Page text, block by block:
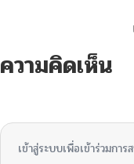
ตอนที่ 87
ตอนที่ 85
ความคิดเห็น
เข้าสู่ระบบเพื่อเข้าร่วมการ